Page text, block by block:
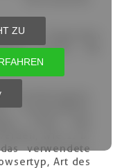
ZUdie folgenden
Daten, die
verwendeten
verwendete
Art des